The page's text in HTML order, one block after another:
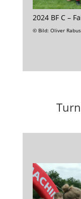
2024 BF C –
© Bild: Oliver